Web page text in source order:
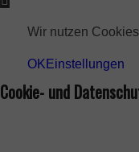
Wir nutzen
OK Einstellungen
Cookie- und